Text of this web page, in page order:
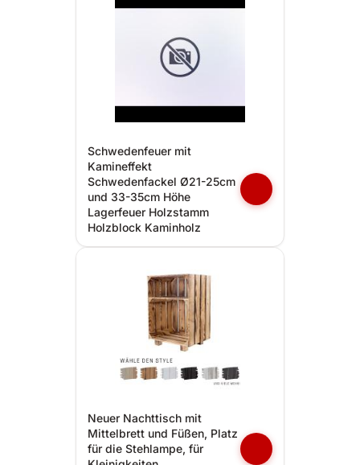
Schwedenfeuer mit
Kamineffekt
Schwedenfackel Ø21-25cm
und 33-35cm Höhe
Lagerfeuer Holzstamm
Holzblock Kaminholz
Neuer Nachttisch mit
Mittelbrett und Füßen, Platz
für die Stehlampe, für